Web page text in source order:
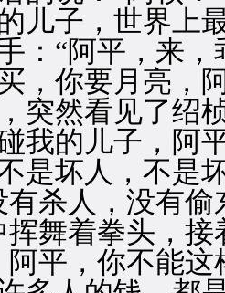
儿子，世界上
：“阿平，来
，你要月亮，
突然看见了绍
我的儿子，阿
是坏人，不是
有杀人，没有
挥舞着拳头，
阿平，你不能